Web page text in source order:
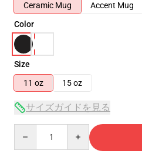
Ceramic Mug
Accent Mug
Color
Size
11 oz
15 oz
サイズガイドを見る